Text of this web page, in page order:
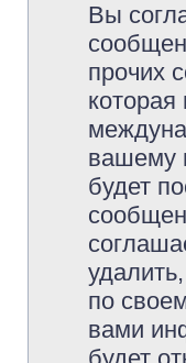
Вы
прочих
вашему
будет
по
вами